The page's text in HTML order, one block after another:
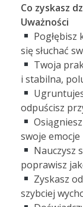
Co zyskasz
Uważności
Pogłębisz
się słuchać
Twoja
i stabilna,
odpuścisz
swoje emocje
Nauczysz
poprawisz
Zyskasz
szybciej